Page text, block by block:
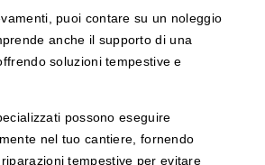
puoi contare su un noleggio
anche il supporto di una
soluzioni tempestive e
possono eseguire
nel tuo cantiere, fornendo
tempestive per evitare